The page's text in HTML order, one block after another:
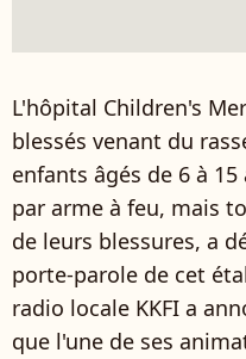
L'hôpital Children's
blessés venant du
enfants âgés de 6 à
par arme à feu, mais
de leurs blessures, a
porte-parole de cet
radio locale KKFI a
que l'une de ses